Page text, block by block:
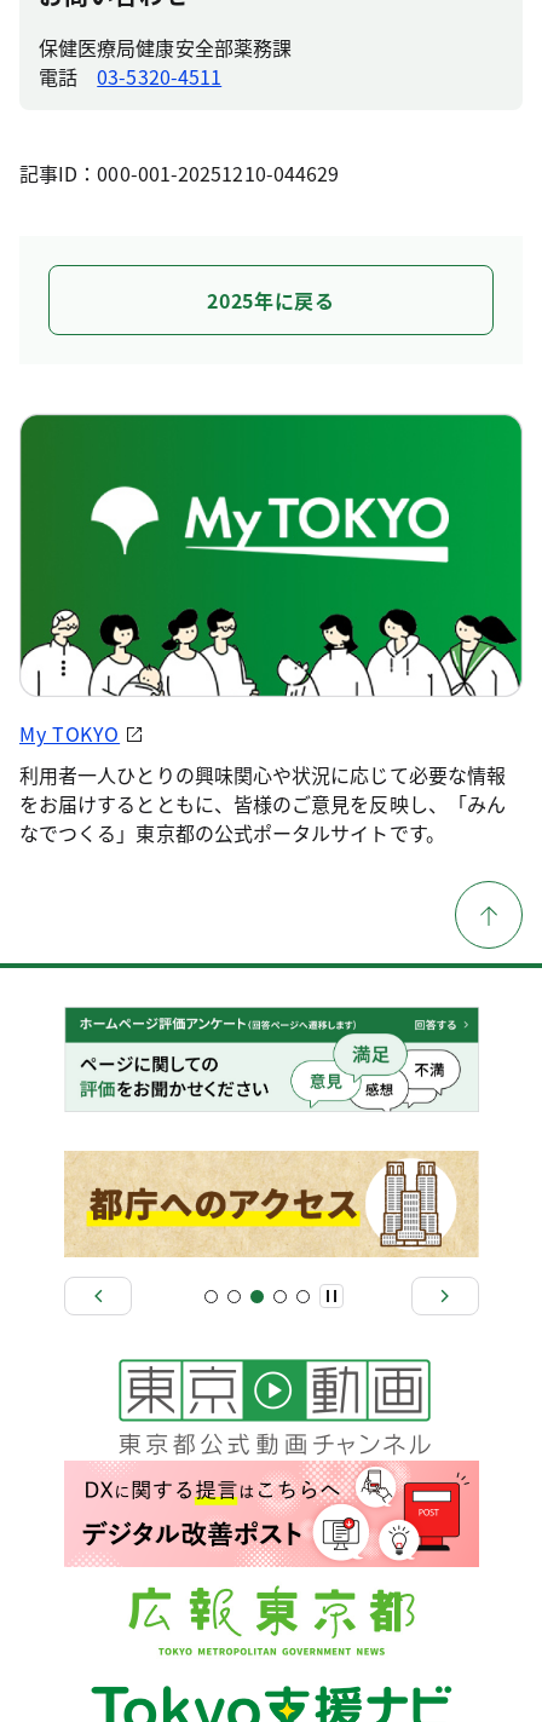
保健医療局健康安全部薬務課
電話03-5320-4511
記事ID：000-001-20251210-044629
2025年に戻る
My TOKYO
利用者一人ひとりの興味関心や状況に応じて必要な情報
をお届けするとともに、皆様のご意見を反映し、「みん
なでつくる」東京都の公式ポータルサイトです。